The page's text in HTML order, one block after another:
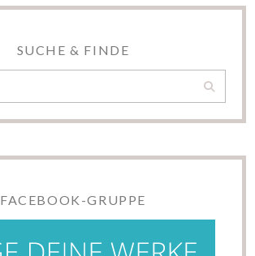
SUCHE & FINDE
FACEBOOK-GRUPPE